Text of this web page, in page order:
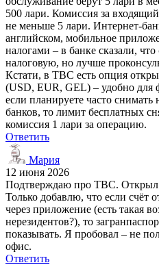
500 лари. Комиссия за
не меньше 5 лари. Интернет-
английском, мобильное
налогами – в банке сказали,
налоговую, но лучше
Кстати, в TBC есть опция
(USD, EUR, GEL) – удобно для
если планируете часто
банков, то лимит бесплатных
комиссия 1 лари за операцию.
Ответить
Мария
12 июня 2026
Подтверждаю про TBC. Открыл
Только добавлю, что если счёт
через приложение (есть такая
нерезидентов?), то
показывать. Я пробовал – не
офис.
Ответить